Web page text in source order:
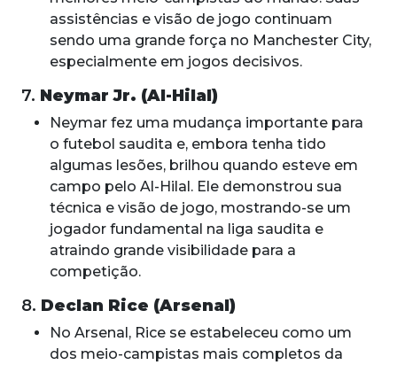
assistências e visão de jogo continuam
sendo uma grande força no Manchester City,
especialmente em jogos decisivos.
7. Neymar Jr. (Al-Hilal)
Neymar fez uma mudança importante para
o futebol saudita e, embora tenha tido
algumas lesões, brilhou quando esteve em
campo pelo Al-Hilal. Ele demonstrou sua
técnica e visão de jogo, mostrando-se um
jogador fundamental na liga saudita e
atraindo grande visibilidade para a
competição.
8. Declan Rice (Arsenal)
No Arsenal, Rice se estabeleceu como um
dos meio-campistas mais completos da